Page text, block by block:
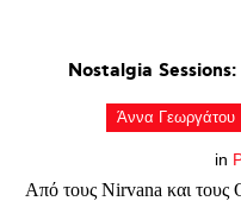
Nostalgia Sessions:
Άννα Γεωργάτου
in
Από τους Nirvana και τους